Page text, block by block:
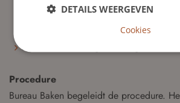
(schijnbare) belangenverstrengeling; is
morele aspecten van het functioneren
Is in staat de werkgeversrol goed te
Procedure
Bureau Baken begeleidt de procedure.
DETAILS WEERGEVEN
Cookies